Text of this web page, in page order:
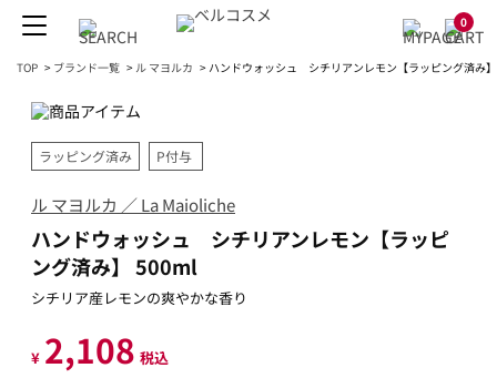
0
TOP > ブランド一覧 > ル マヨルカ > ハンドウォッシュ シチリアンレモン【ラッピング済み
ラッピング済み P付与
ル マヨルカ ／ La Maioliche
ハンドウォッシュ シチリアンレモン【ラッピ
ング済み】 500ml
シチリア産レモンの爽やかな香り
¥ 2,108 税込